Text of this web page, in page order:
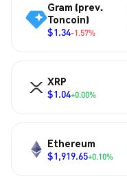
Gram (prev.
Toncoin)
$1.34-1.57%
XRP
$1.04+0.00%
Ethereum
$1,919.65+0.10%